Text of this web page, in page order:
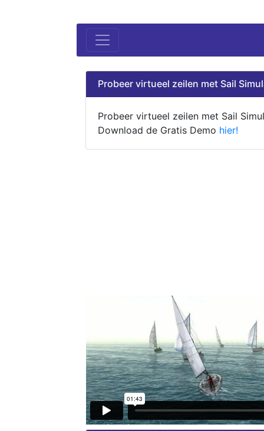
Probeer virtueel zeilen met Sail
Probeer virtueel zeilen met Sail
Download de Gratis Demo hier!